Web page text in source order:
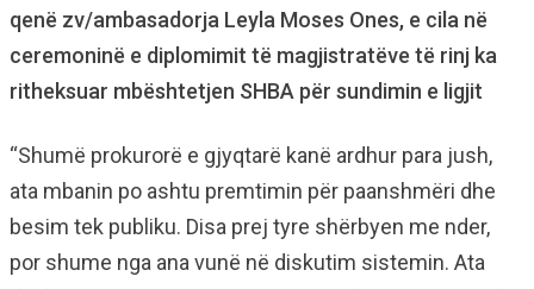
qenë zv/ambasadorja Leyla Moses Ones, e cila në
ceremoninë e diplomimit të magjistratëve të rinj ka
ritheksuar mbështetjen SHBA për sundimin e ligjit
“Shumë prokurorë e gjyqtarë kanë ardhur para jush,
ata mbanin po ashtu premtimin për paanshmëri dhe
besim tek publiku. Disa prej tyre shërbyen me nder,
por shume nga ana vunë në diskutim sistemin. Ata